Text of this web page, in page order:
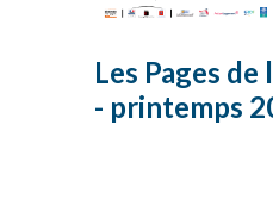
Les Pages
- printemps